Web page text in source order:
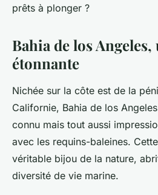
prêts à plonger ?
Bahia de los
étonnante
Nichée sur la côte est de la
Californie, Bahia de los
connu mais tout aussi
avec les requins-baleines.
véritable bijou de la nature,
diversité de vie marine.